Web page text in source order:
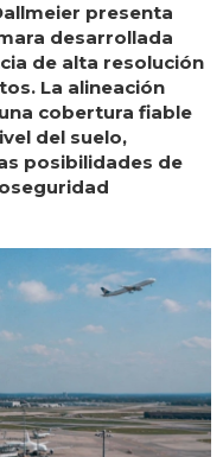
presenta
desarrollada
de alta resolución
La alineación
cobertura fiable
del suelo,
posibilidades de